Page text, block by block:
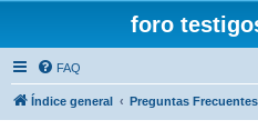
foro
FAQ
Índice general Preguntas Frecuentes